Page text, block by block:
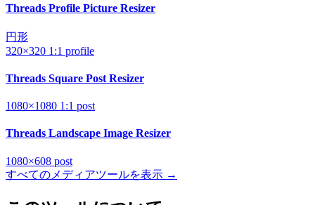
Threads Profile Picture Resizer
円形
320×320 1:1 profile
Threads Square Post Resizer
1080×1080 1:1 post
Threads Landscape Image Resizer
1080×608 post
すべてのメディアツールを表示 →